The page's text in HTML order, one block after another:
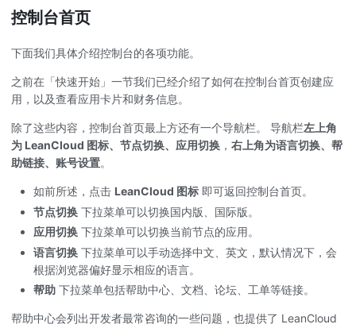
控制台首页
下面我们具体介绍控制台的各项功能。
之前在「快速开始」一节我们已经介绍了如何在控制台首页创建应
用，以及查看应用卡片和财务信息。
除了这些内容，控制台首页最上方还有一个导航栏。 导航栏左上角
为 LeanCloud 图标、节点切换、应用切换 ， 右上角为语言切换、帮
助链接、账号设置。
如前所述，点击 LeanCloud 图标 即可返回控制台首页。
节点切换 下拉菜单可以切换国内版、国际版。
应用切换 下拉菜单可以切换当前节点的应用。
语言切换 下拉菜单可以手动选择中文、英文，默认情况下，会
根据浏览器偏好显示相应的语言。
帮助 下拉菜单包括帮助中心、文档、论坛、工单等链接。
帮助中心会列出开发者最常咨询的一些问题，也提供了 LeanCloud